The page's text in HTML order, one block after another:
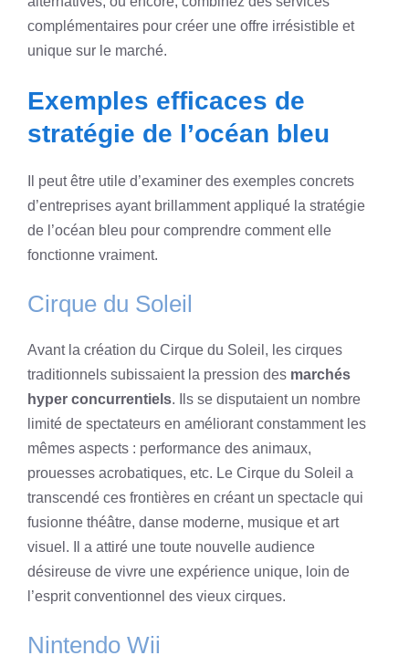
complémentaires pour créer une offre irrésistible et
unique sur le marché.
Exemples efficaces de
stratégie de l’océan bleu
Il peut être utile d’examiner des exemples concrets
d’entreprises ayant brillamment appliqué la stratégie
de l’océan bleu pour comprendre comment elle
fonctionne vraiment.
Cirque du Soleil
Avant la création du Cirque du Soleil, les cirques
traditionnels subissaient la pression des marchés
hyper concurrentiels. Ils se disputaient un nombre
limité de spectateurs en améliorant constamment les
mêmes aspects : performance des animaux,
prouesses acrobatiques, etc. Le Cirque du Soleil a
transcendé ces frontières en créant un spectacle qui
fusionne théâtre, danse moderne, musique et art
visuel. Il a attiré une toute nouvelle audience
désireuse de vivre une expérience unique, loin de
l’esprit conventionnel des vieux cirques.
Nintendo Wii